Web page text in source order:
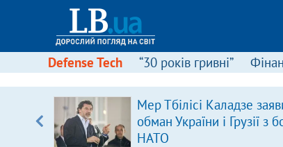
Defense Tech “30 років гривні”
Мер Тбілісі Каладзе
обман України і Грузії з
НАТО